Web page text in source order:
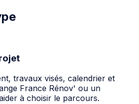
travaux visés, calendrier et
France Rénov' ou un
à choisir le parcours.